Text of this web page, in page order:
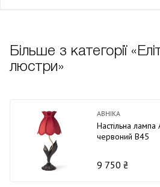
Більше з категорії
люстри»
ABHIKA
Настільна лампа
червоний В45
9 750 ₴